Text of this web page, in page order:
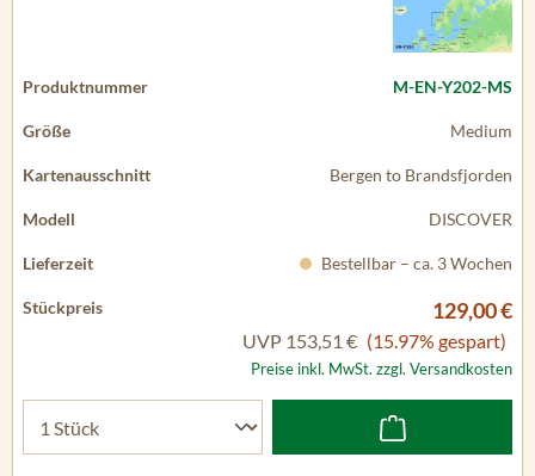
M-EN-Y202-MS
Medium
Bergen to Brandsfjorden
DISCOVER
Bestellbar – ca. 3 Wochen
129,00 €
UVP 153,51 € (15.97% gespart)
Preise inkl. MwSt. zzgl. Versandkosten